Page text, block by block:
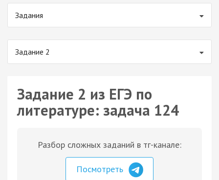
Задания
Задание 2
Задание 2 из ЕГЭ по
литературе: задача 124
Разбор сложных заданий в тг-канале:
Посмотреть